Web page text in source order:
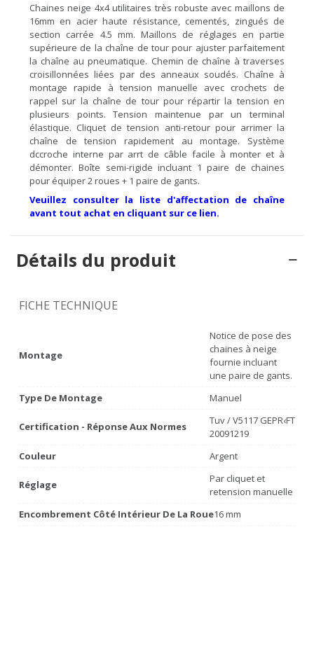
Chaines neige 4x4 utilitaires très robuste avec maillons de
16mm en acier haute résistance, cementés, zingués de
section carrée 4.5 mm. Maillons de réglages en partie
supérieure de la chaîne de tour pour ajuster parfaitement
la chaîne au pneumatique. Chemin de chaîne à traverses
croisillonnées liées par des anneaux soudés. Chaîne à
montage rapide à tension manuelle avec crochets de
rappel sur la chaîne de tour pour répartir la tension en
plusieurs points. Tension maintenue par un terminal
élastique. Cliquet de tension anti-retour pour arrimer la
chaîne de tension rapidement au montage. Système
dccroche interne par arrt de câble facile à monter et à
démonter. Boîte semi-rigide incluant 1 paire de chaines
pour équiper 2 roues + 1 paire de gants.
Veuillez consulter la liste d'affectation de chaîne
avant tout achat en cliquant sur ce lien.
Détails du produit
FICHE TECHNIQUE
Montage
Notice de pose des
chaines à neige
fournie incluant
une paire de gants.
Type De Montage
Manuel
Certification - Réponse Aux Normes
Tuv / V5117 GEPR‹FT
20091219
Couleur
Argent
Réglage
Par cliquet et
retension manuelle
Encombrement Côté Intérieur De La Roue16 mm